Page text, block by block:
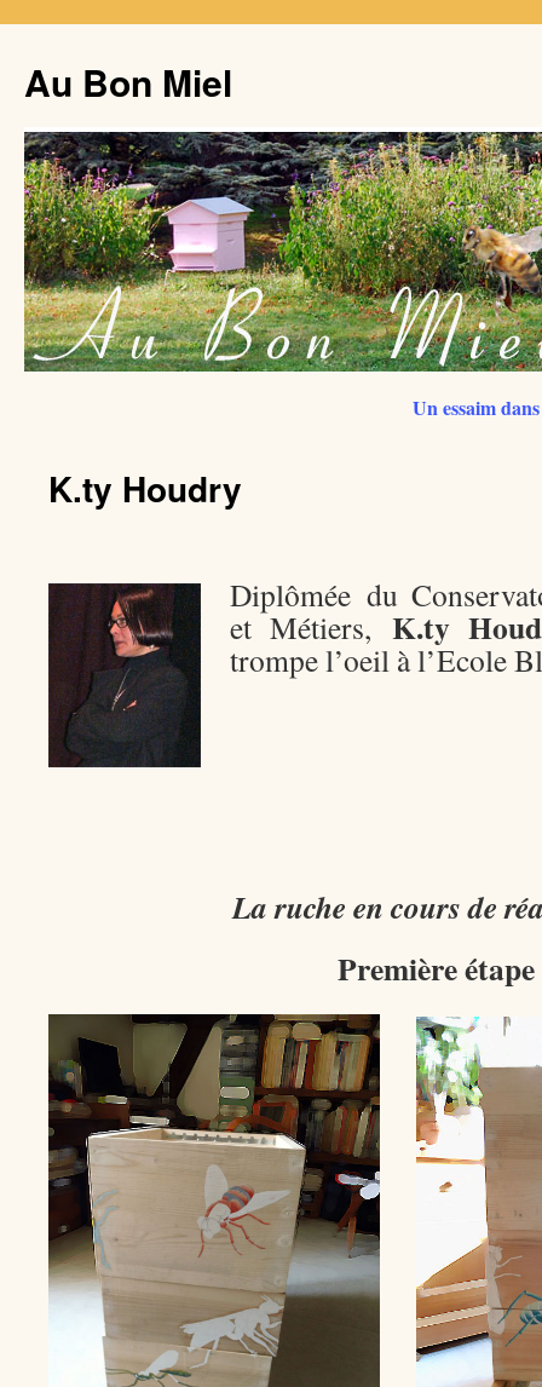
Au Bon Miel
Un essaim
K.ty Houdry
Diplômée du
et Métiers, K.ty
trompe l’oeil à l’Ecole
La ruche en cours de
Première étape